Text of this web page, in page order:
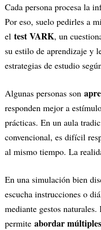
Cada persona procesa la
Por eso, suelo pedirles a
el test VARK, un
su estilo de aprendizaje y
estrategias de estudio
Algunas personas son
responden mejor a
prácticas. En un aula
convencional, es difícil
al mismo tiempo. La
En una simulación bien
escucha instrucciones o
mediante gestos
permite abordar